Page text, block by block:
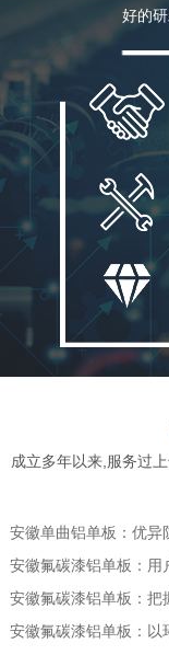
好的
成立多年以来,服务过
安徽氟碳漆铝单板：把